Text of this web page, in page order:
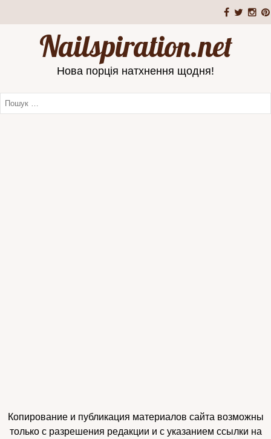
Nailspiration.net
Нова порція натхнення щодня!
Копирование и публикация материалов сайта возможны
только с разрешения редакции и с указанием ссылки на